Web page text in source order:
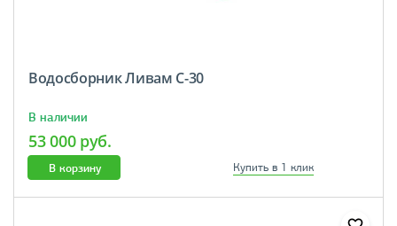
Водосборник Ливам С-30
В наличии
53 000 руб.
В корзину Купить в 1 клик